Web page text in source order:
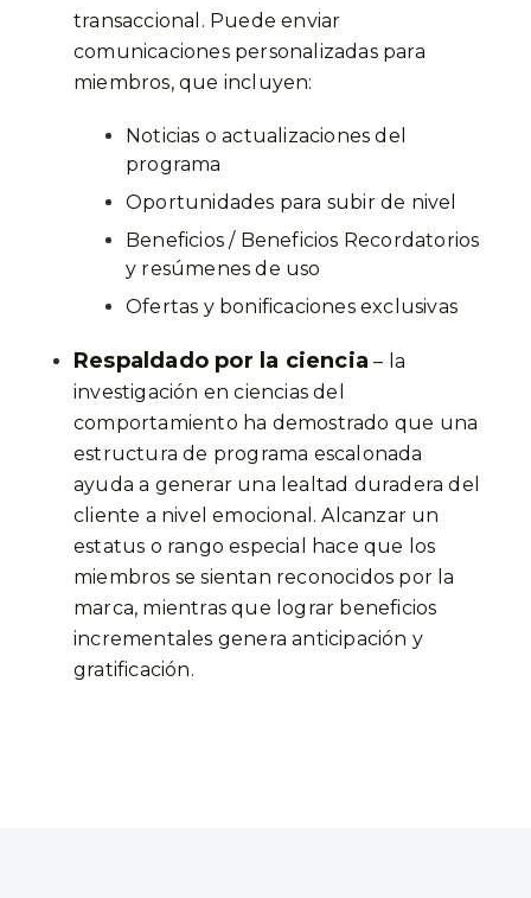
transaccional. Puede enviar
comunicaciones personalizadas para
miembros, que incluyen:
Noticias o actualizaciones del
programa
Oportunidades para subir de nivel
Beneficios / Beneficios Recordatorios
y resúmenes de uso
Ofertas y bonificaciones exclusivas
Respaldado por la ciencia – la
investigación en ciencias del
comportamiento ha demostrado que una
estructura de programa escalonada
ayuda a generar una lealtad duradera del
cliente a nivel emocional. Alcanzar un
estatus o rango especial hace que los
miembros se sientan reconocidos por la
marca, mientras que lograr beneficios
incrementales genera anticipación y
gratificación.